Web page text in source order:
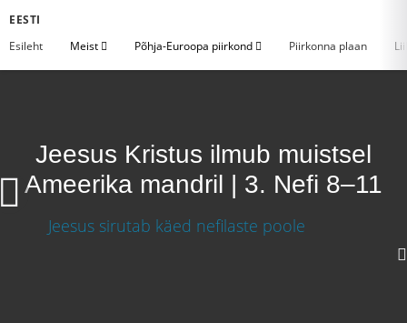
EESTI
Esileht
Meist Põhja-Euroopa piirkond Piirkonna plaan
Jeesus Kristus ilmub muistsel
Ameerika mandril | 3. Nefi 8–11